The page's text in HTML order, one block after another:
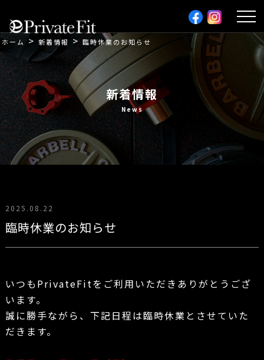
お問い合わせ
ホーム >新着情報>臨時休業のお知らせ
新着情報
News
臨時休業のお知らせ
2025.08.22
いつもPrivateFitをご利用いただきありがとうござ
います。
誠に勝手ながら、下記日程は臨時休業とさせていた
だきます。